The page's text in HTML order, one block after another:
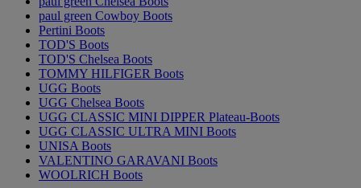
paul green Cowboy Boots
Pertini Boots
TOD'S Boots
TOD'S Chelsea Boots
TOMMY HILFIGER Boots
UGG Boots
UGG Chelsea Boots
UGG CLASSIC MINI DIPPER Plateau-Boots
UGG CLASSIC ULTRA MINI Boots
UNISA Boots
VALENTINO GARAVANI Boots
WOOLRICH Boots